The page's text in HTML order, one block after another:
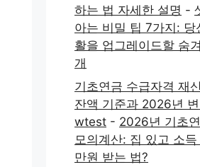
하는 법 자세한 설명 -
아는 비밀 팁 7가지: 당
활을 업그레이드할 숨
개
기초연금 수급자격 재
잔액 기준과 2026년
wtest - 2026년 기초
모의계산: 집 있고 소
만원 받는 법?